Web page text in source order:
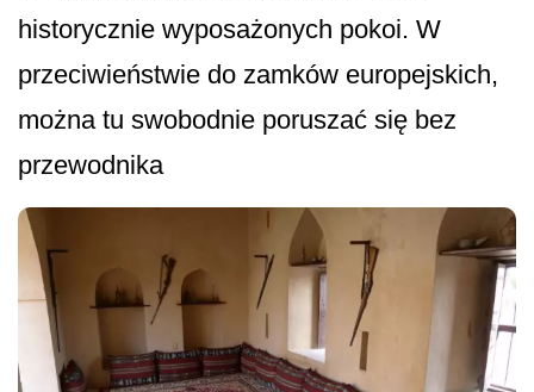
historycznie wyposażonych pokoi. W
przeciwieństwie do zamków europejskich,
można tu swobodnie poruszać się bez
przewodnika